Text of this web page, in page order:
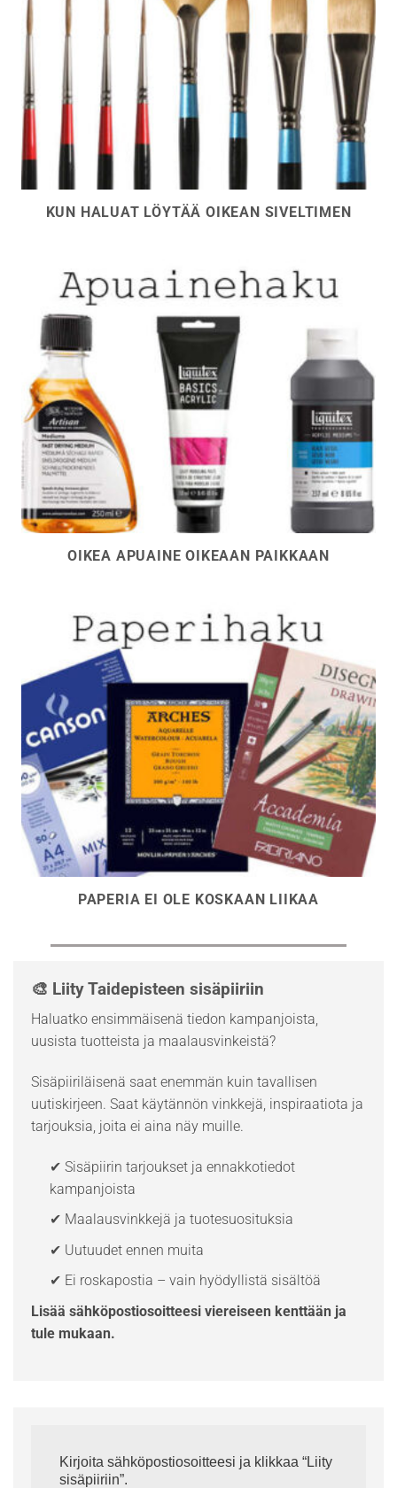
KUN HALUAT LÖYTÄÄ OIKEAN SIVELTIMEN
OIKEA APUAINE OIKEAAN PAIKKAAN
PAPERIA EI OLE KOSKAAN LIIKAA
🎨 Liity Taidepisteen sisäpiiriin
Haluatko ensimmäisenä tiedon kampanjoista,
uusista tuotteista ja maalausvinkeistä?
Sisäpiiriläisenä saat enemmän kuin tavallisen
uutiskirjeen. Saat käytännön vinkkejä, inspiraatiota ja
tarjouksia, joita ei aina näy muille.
✔ Sisäpiirin tarjoukset ja ennakkotiedot
kampanjoista
✔ Maalausvinkkejä ja tuotesuosituksia
✔ Uutuudet ennen muita
✔ Ei roskapostia – vain hyödyllistä sisältöä
Lisää sähköpostiosoitteesi viereiseen kenttään ja
tule mukaan.
Kirjoita sähköpostiosoitteesi ja klikkaa “Liity
sisäpiiriin”.